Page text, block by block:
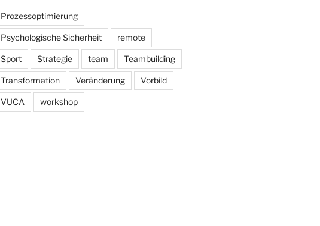
Prozessoptimierung
Psychologische Sicherheit remote
Sport Strategie team Teambuilding
Transformation Veränderung Vorbild
VUCA workshop